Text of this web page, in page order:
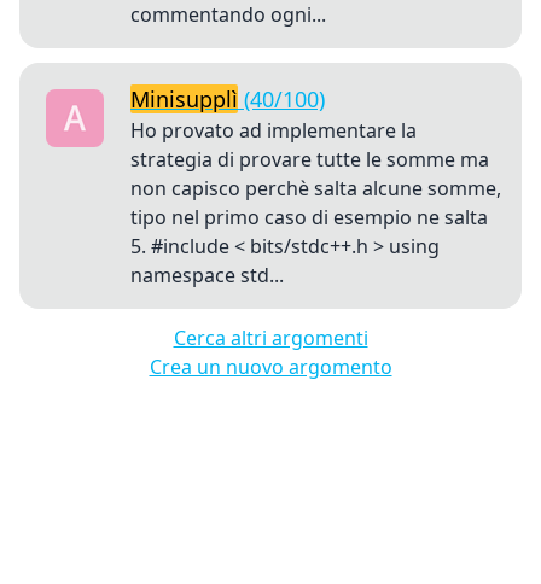
commentando ogni...
Minisupplì (40/100)
Ho provato ad implementare la
strategia di provare tutte le somme ma
non capisco perchè salta alcune somme,
tipo nel primo caso di esempio ne salta
5. #include < bits/stdc++.h > using
namespace std...
Cerca altri argomenti
Crea un nuovo argomento